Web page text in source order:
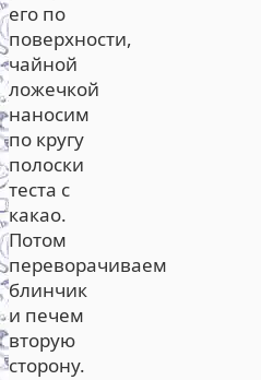
его по
поверхности,
чайной
ложечкой
наносим
по кругу
полоски
теста с
какао.
Потом
переворачиваем
блинчик
и печем
вторую
сторону.